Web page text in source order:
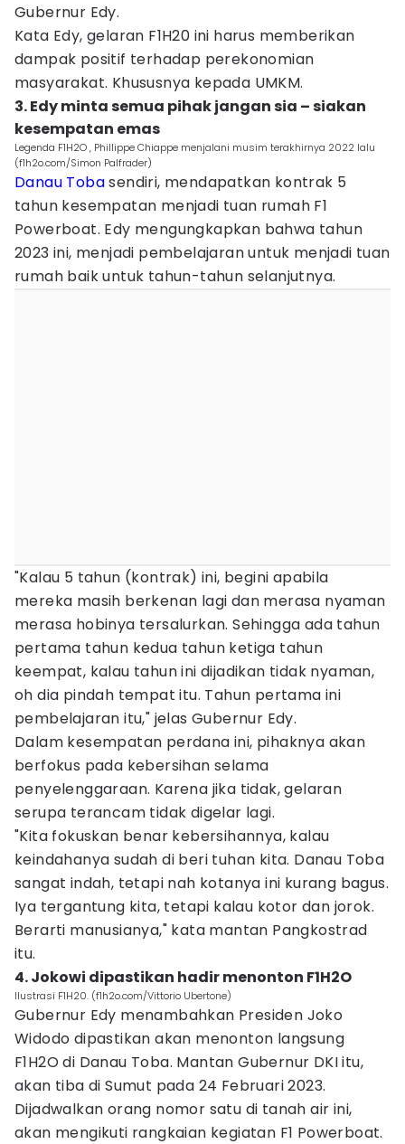
Gubernur Edy.
Kata Edy, gelaran F1H20 ini harus memberikan
dampak positif terhadap perekonomian
masyarakat. Khususnya kepada UMKM.
3. Edy minta semua pihak jangan sia – siakan
kesempatan emas
Legenda F1H2O , Phillippe Chiappe menjalani musim terakhirnya 2022 lalu
(f1h2o.com/Simon Palfrader)
Danau Tobasendiri, mendapatkan kontrak 5
tahun kesempatan menjadi tuan rumah F1
Powerboat. Edy mengungkapkan bahwa tahun
2023 ini, menjadi pembelajaran untuk menjadi tuan
rumah baik untuk tahun-tahun selanjutnya.
"Kalau 5 tahun (kontrak) ini, begini apabila
mereka masih berkenan lagi dan merasa nyaman
merasa hobinya tersalurkan. Sehingga ada tahun
pertama tahun kedua tahun ketiga tahun
keempat, kalau tahun ini dijadikan tidak nyaman,
oh dia pindah tempat itu. Tahun pertama ini
pembelajaran itu," jelas Gubernur Edy.
Dalam kesempatan perdana ini, pihaknya akan
berfokus pada kebersihan selama
penyelenggaraan. Karena jika tidak, gelaran
serupa terancam tidak digelar lagi.
"Kita fokuskan benar kebersihannya, kalau
keindahanya sudah di beri tuhan kita. Danau Toba
sangat indah, tetapi nah kotanya ini kurang bagus.
Iya tergantung kita, tetapi kalau kotor dan jorok.
Berarti manusianya," kata mantan Pangkostrad
itu.
4. Jokowi dipastikan hadir menonton F1H2O
Ilustrasi F1H20. (f1h2o.com/Vittorio Ubertone)
Gubernur Edy menambahkan Presiden Joko
Widodo dipastikan akan menonton langsung
F1H2O di Danau Toba. Mantan Gubernur DKI itu,
akan tiba di Sumut pada 24 Februari 2023.
Dijadwalkan orang nomor satu di tanah air ini,
akan mengikuti rangkaian kegiatan F1 Powerboat.